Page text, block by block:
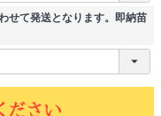
せて発送となります。即納苗